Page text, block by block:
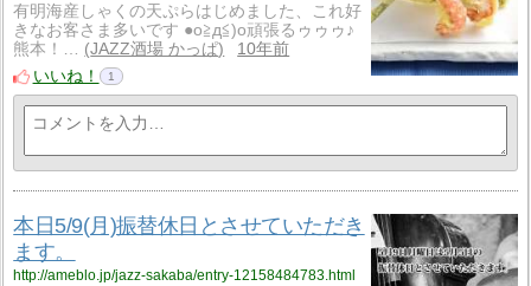
有明海産しゃくの天ぷらはじめました、これ好
きなお客さま多いです ●o≧д≦)o頑張るゥゥゥ♪
熊本！…
JAZZ酒場 かっぱ
10年前
いいね！
1
本日5/9(月)振替休日とさせていただき
ます。
http://ameblo.jp/jazz-sakaba/entry-12158484783.html